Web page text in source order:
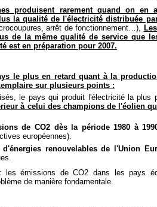
produisent rarement quand on en
la qualité de l'électricité distribuée
arrêt de fonctionnement…),
de la même qualité de service que
est en préparation pour 2007.
le plus en retard quant à la
sur plusieurs points :
le pays qui produit l'électricité la plus
à celui des champions de l'éolien
de CO2 dès la période 1980 à
européennes).
renouvelables de l'Union
les émissions de CO2 dans les pays
de manière fondamentale.